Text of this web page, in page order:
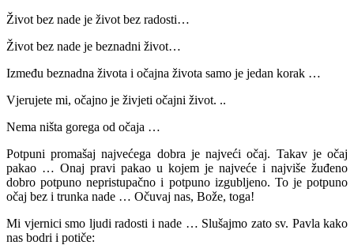
Život bez nade je život bez radosti…
Život bez nade je beznadni život…
Između beznadna života i očajna života samo je jedan korak …
Vjerujete mi, očajno je živjeti očajni život. ..
Nema ništa gorega od očaja …
Potpuni promašaj najvećega dobra je najveći očaj. Takav je očaj
pakao … Onaj pravi pakao u kojem je najveće i najviše žuđeno
dobro potpuno nepristupačno i potpuno izgubljeno. To je potpuno
očaj bez i trunka nade … Očuvaj nas, Bože, toga!
Mi vjernici smo ljudi radosti i nade … Slušajmo zato sv. Pavla kako
nas bodri i potiče: